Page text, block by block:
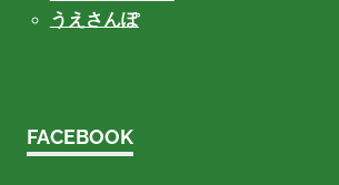
うえさんぽ
FACEBOOK